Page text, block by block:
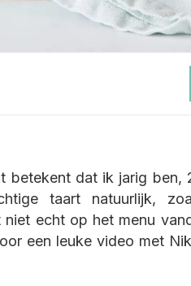
betekent dat ik jarig ben,
taart natuurlijk,
echt op het menu
een leuke video met